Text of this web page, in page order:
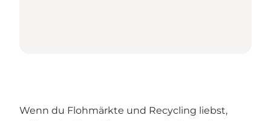
Wenn du Flohmärkte und Recycling liebst,